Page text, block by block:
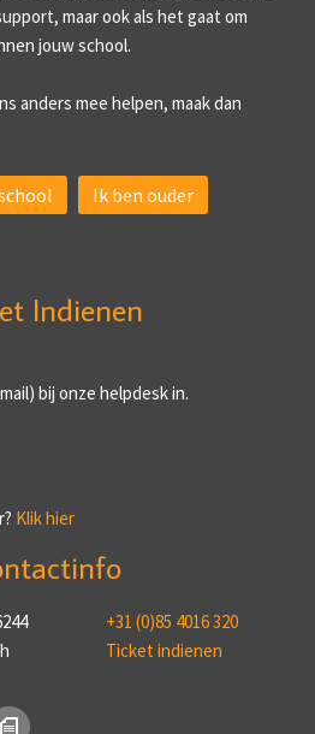
maar ook als het gaat om
jouw school.
anders mee helpen, maak dan
Ik ben ouder
Indienen
bij onze helpdesk in.
Klik hier
+31 (0)85 4016 320
Ticket indienen